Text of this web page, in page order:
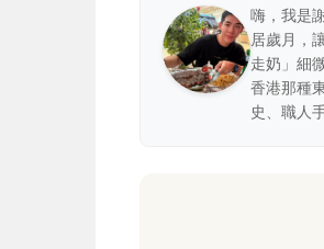
嗨，我是
居歲月，
走奶」細
香港那種
史、職人